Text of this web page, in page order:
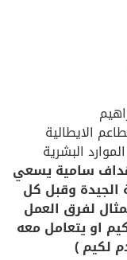
الايطالية
البشرية
سامية يسعي
الجيدة وقبل كل
لفرق العمل
او يتعامل معه
لكيم )